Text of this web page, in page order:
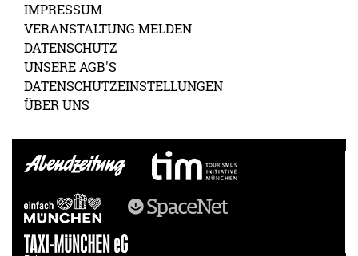
IMPRESSUM
VERANSTALTUNG MELDEN
DATENSCHUTZ
UNSERE AGB'S
DATENSCHUTZEINSTELLUNGEN
ÜBER UNS